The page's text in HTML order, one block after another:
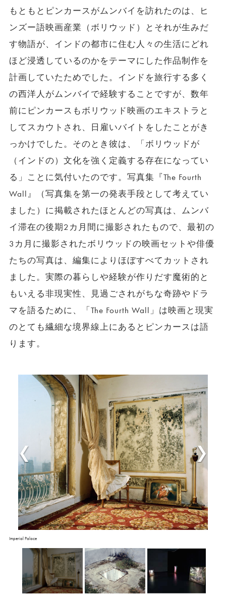
もともとピンカースがムンバイを訪れたのは、ヒ
ンズー語映画産業（ボリウッド）とそれが生みだ
す物語が、インドの都市に住む人々の生活にどれ
ほど浸透しているのかをテーマにした作品制作を
計画していたためでした。インドを旅行する多く
の西洋人がムンバイで経験することですが、数年
前にピンカースもボリウッド映画のエキストラと
してスカウトされ、日雇いバイトをしたことがき
っかけでした。そのとき彼は、「ボリウッドが
（インドの）文化を強く定義する存在になってい
る」ことに気付いたのです。写真集『The Fourth
Wall』（写真集を第一の発表手段として考えてい
ました）に掲載されたほとんどの写真は、ムンバ
イ滞在の後期2カ月間に撮影されたもので、最初の
3カ月に撮影されたボリウッドの映画セットや俳優
たちの写真は、編集によりほぼすべてカットされ
ました。実際の暮らしや経験が作りだす魔術的と
もいえる非現実性、見過ごされがちな奇跡やドラ
マを語るために、「The Fourth Wall」は映画と現実
のとても繊細な境界線上にあるとピンカースは語
ります。
Imperial Palace